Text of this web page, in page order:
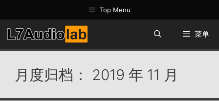
至
内
容
Top Menu
菜单
月度归档： 2019 年 11 月